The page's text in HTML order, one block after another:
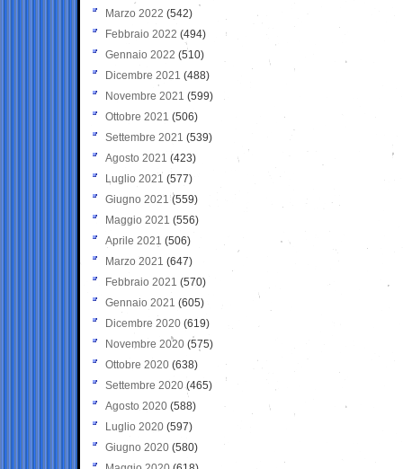
Marzo 2022 (542)
Febbraio 2022 (494)
Gennaio 2022 (510)
Dicembre 2021 (488)
Novembre 2021 (599)
Ottobre 2021 (506)
Settembre 2021 (539)
Agosto 2021 (423)
Luglio 2021 (577)
Giugno 2021(559)
Maggio 2021 (556)
Aprile 2021 (506)
Marzo 2021 (647)
Febbraio 2021 (570)
Gennaio 2021 (605)
Dicembre 2020 (619)
Novembre 2020 (575)
Ottobre 2020 (638)
Settembre 2020(465)
Agosto 2020 (588)
Luglio 2020 (597)
Giugno 2020 (580)